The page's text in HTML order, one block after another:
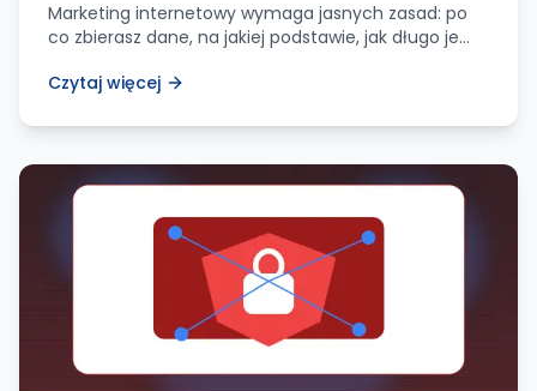
Marketing internetowy wymaga jasnych zasad: po
co zbierasz dane, na jakiej podstawie, jak długo je
Czytaj więcej